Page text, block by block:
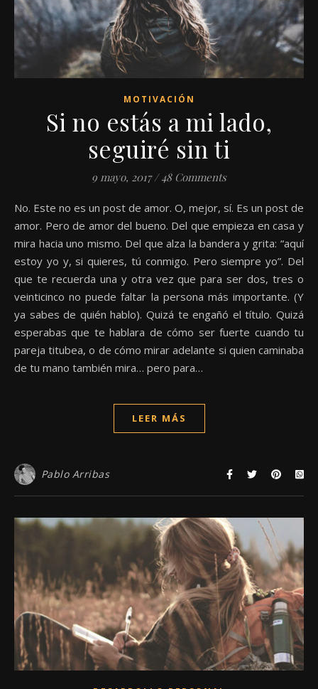
MOTIVACIÓN
Si no estás a mi lado,
seguiré sin ti
9 mayo, 2017 / 48 Comments
No. Este no es un post de amor. O, mejor, sí. Es un post de
amor. Pero de amor del bueno. Del que empieza en casa y
mira hacia uno mismo. Del que alza la bandera y grita: “aquí
estoy yo y, si quieres, tú conmigo. Pero siempre yo”. Del
que te recuerda una y otra vez que para ser dos, tres o
veinticinco no puede faltar la persona más importante. (Y
ya sabes de quién hablo). Quizá te engañó el título. Quizá
esperabas que te hablara de cómo ser fuerte cuando tu
pareja titubea, o de cómo mirar adelante si quien caminaba
de tu mano también mira… pero para…
LEER MÁS
Pablo Arribas